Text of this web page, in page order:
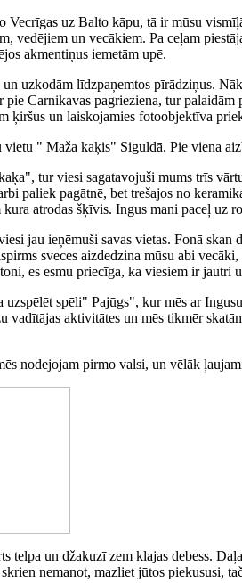
Vecrīgas uz Balto kāpu, tā ir mūsu
vedējiem un vecākiem. Pa ceļam
akmentiņus iemetām upē.
un uzkodām līdzpaņemtos pīrādziņus.
Carnikavas pagrieziena, tur
ķiršus un laiskojamies fotoobjektīva
vietu " Maža kaķis" Siguldā. Pie viena
tur viesi sagatavojuši mums trīs
paliek pagātnē, bet trešajos no
atrodas šķīvis. Ingus mani paceļ uz
jau ieņēmuši savas vietas. Fonā
sveces aizdedzina mūsu abi
es esmu priecīga, ka viesiem ir jautri
uzspēlēt spēli" Pajūgs", kur mēs ar
vadītājas aktivitātes un mēs tikmēr
nodejojam pirmo valsi, un vēlāk
telpa un džakuzī zem klajas debess.
nemanot, mazliet jūtos piekususi,